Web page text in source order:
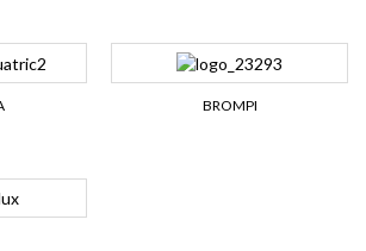
BROMPI